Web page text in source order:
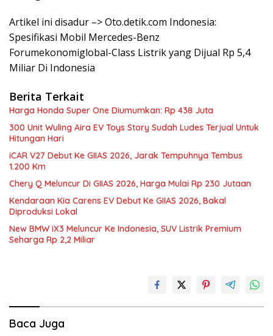
Artikel ini disadur –> Oto.detik.com Indonesia:
Spesifikasi Mobil Mercedes-Benz
Forumekonomiglobal-Class Listrik yang Dijual Rp 5,4
Miliar Di Indonesia
Berita Terkait
Harga Honda Super One Diumumkan: Rp 438 Juta
300 Unit Wuling Aira EV Toys Story Sudah Ludes Terjual Untuk
Hitungan Hari
iCAR V27 Debut Ke GIIAS 2026, Jarak Tempuhnya Tembus
1.200 Km
Chery Q Meluncur Di GIIAS 2026, Harga Mulai Rp 230 Jutaan
Kendaraan Kia Carens EV Debut Ke GIIAS 2026, Bakal
Diproduksi Lokal
New BMW iX3 Meluncur Ke Indonesia, SUV Listrik Premium
Seharga Rp 2,2 Miliar
Baca Juga